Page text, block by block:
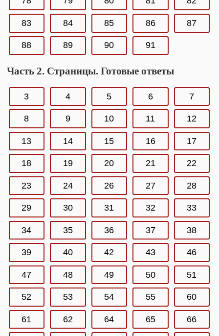
83 84 85 86 87
88 89 90 91
Часть 2. Страницы. Готовые ответы
3 4 5 6 7
8 9 10 11 12
13 14 15 16 17
18 19 20 21 22
23 24 26 27 28
29 30 31 32 33
34 35 36 37 38
39 40 42 43 46
47 48 49 50 51
52 53 54 55 60
61 62 64 65 66